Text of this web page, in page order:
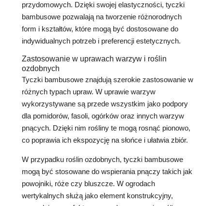
przydomowych. Dzięki swojej elastyczności, tyczki
bambusowe pozwalają na tworzenie różnorodnych
form i kształtów, które mogą być dostosowane do
indywidualnych potrzeb i preferencji estetycznych.
Zastosowanie w uprawach warzyw i roślin
ozdobnych
Tyczki bambusowe znajdują szerokie zastosowanie w
różnych typach upraw. W uprawie warzyw
wykorzystywane są przede wszystkim jako podpory
dla pomidorów, fasoli, ogórków oraz innych warzyw
pnących. Dzięki nim rośliny te mogą rosnąć pionowo,
co poprawia ich ekspozycję na słońce i ułatwia zbiór.
W przypadku roślin ozdobnych, tyczki bambusowe
mogą być stosowane do wspierania pnączy takich jak
powojniki, róże czy bluszcze. W ogrodach
wertykalnych służą jako element konstrukcyjny,